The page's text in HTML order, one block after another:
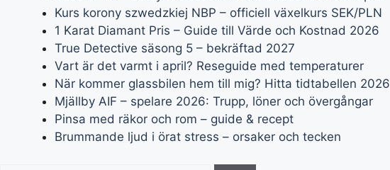
Kurs korony szwedzkiej NBP – officiell växelkurs SEK/PLN
1 Karat Diamant Pris – Guide till Värde och Kostnad 2026
True Detective säsong 5 – bekräftad 2027
Vart är det varmt i april? Reseguide med temperaturer
När kommer glassbilen hem till mig? Hitta tidtabellen 2026
Mjällby AIF – spelare 2026: Trupp, löner och övergångar
Pinsa med räkor och rom – guide & recept
Brummande ljud i örat stress – orsaker och tecken